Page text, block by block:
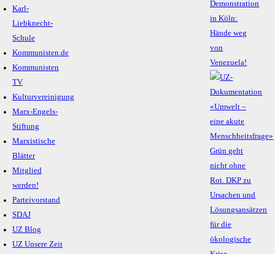
Karl-
Liebknecht-
Schule
Kommunisten.de
Kommunisten
TV
Kulturvereinigung
Marx-Engels-
Stiftung
Marxistische
Blätter
Mitglied
werden!
Parteivorstand
SDAJ
UZ Blog
UZ Unsere Zeit
Demonstration
in Köln:
Hände weg
von
Venezuela!